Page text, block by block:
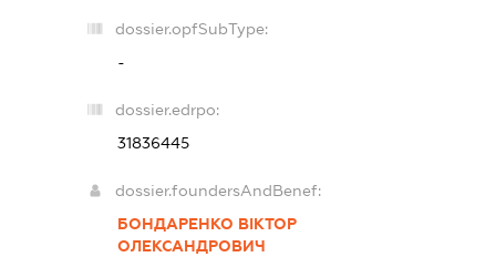
dossier.opfSubType:
-
dossier.edrpo:
31836445
dossier.foundersAndBenef:
БОНДАРЕНКО ВІКТОР
ОЛЕКСАНДРОВИЧ